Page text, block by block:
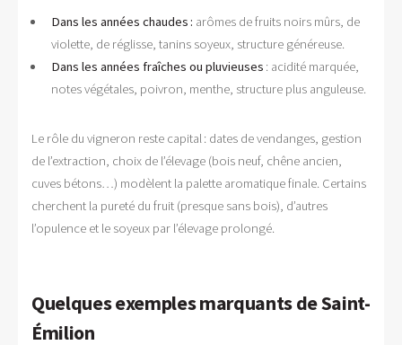
Dans les années chaudes : arômes de fruits noirs mûrs, de
violette, de réglisse, tanins soyeux, structure généreuse.
Dans les années fraîches ou pluvieuses : acidité marquée,
notes végétales, poivron, menthe, structure plus anguleuse.
Le rôle du vigneron reste capital : dates de vendanges, gestion
de l’extraction, choix de l’élevage (bois neuf, chêne ancien,
cuves bétons…) modèlent la palette aromatique finale. Certains
cherchent la pureté du fruit (presque sans bois), d’autres
l’opulence et le soyeux par l’élevage prolongé.
Quelques exemples marquants de Saint-
Émilion